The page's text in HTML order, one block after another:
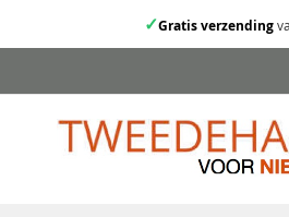
✓Gratis verzending
direct
naar
de